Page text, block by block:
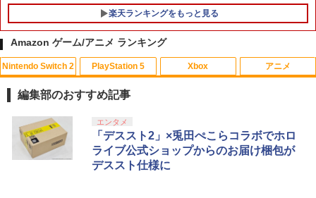
1
Nintendo Switch2 ケース EVA キャリン
グケース 耐衝撃 大容量収納 Switch 保護
ケース 収納バッグ ニンテンドー スイッ
チ2 収納バッグ キャリーケース 保護 ゲ
ームカード
￥1,078
2
P20倍★薄くてじょうぶな Switch2 ケー
ス Switch / Switch2 inklink公式 収納ケ
ース キャリングケース 耐衝撃 スイッチ
楽天ランキングをもっと見る
1
【中古】SDガンダム Gジェネレーション
ウォーズ 特典 Gジェネレーション ウォ
ーズ プレイヤーズバイブル付き
￥350
Amazon ゲーム/アニメ ランキング
Nintendo Switch 2
1
スプラトゥーン レイダース|オンライン
コード版
￥5,832
PlayStation 5
1
PlayStation 5 デジタル・エディション
日本語専用 Console Language: Japan
ese only (CFI-2200B01)
￥55,000
Xbox
1
Xbox プリペイドカード 10,000円 デジ
タルコード 【旧 Xbox ギフトカード】
[オンラインコード]
￥10,000
アニメ
1
劇場版「鬼滅の刃」無限城編 第一章 猗
窩座再来 通常版 [Blu-ray]
￥3,964
編集部のおすすめ記事
エンタメ
「デススト2」×兎田ぺこらコラボでホロ
ライブ公式ショップからのお届け梱包が
デススト仕様に